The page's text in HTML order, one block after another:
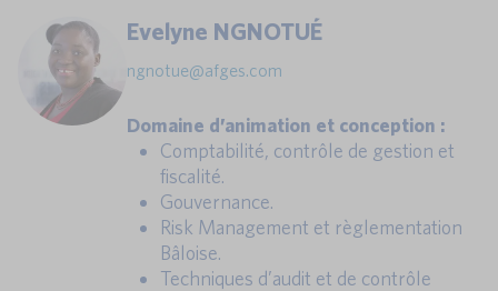
Evelyne NGNOTUÉ
ngnotue@afges.com
Domaine d’animation et conception :
Comptabilité, contrôle de gestion et
fiscalité.
Gouvernance.
Risk Management et règlementation
Bâloise.
Techniques d’audit et de contrôle